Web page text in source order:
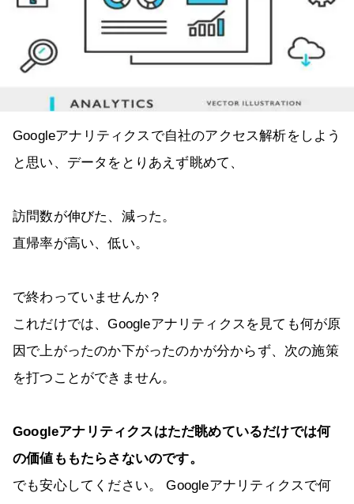
Googleアナリティクスで自社のアクセス解析をしよう
と思い、データをとりあえず眺めて、
訪問数が伸びた、減った。
直帰率が高い、低い。
で終わっていませんか？
これだけでは、Googleアナリティクスを見ても何が原
因で上がったのか下がったのかが分からず、次の施策
を打つことができません。
Googleアナリティクスはただ眺めているだけでは何
の価値ももたらさないのです。
でも安心してください。 Googleアナリティクスで何